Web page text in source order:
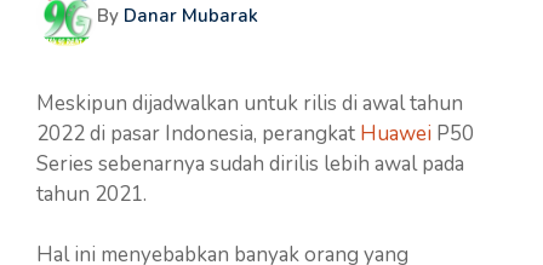
By Danar Mubarak
Meskipun dijadwalkan untuk rilis di awal tahun
2022 di pasar Indonesia, perangkat Huawei P50
Series sebenarnya sudah dirilis lebih awal pada
tahun 2021.
Hal ini menyebabkan banyak orang yang